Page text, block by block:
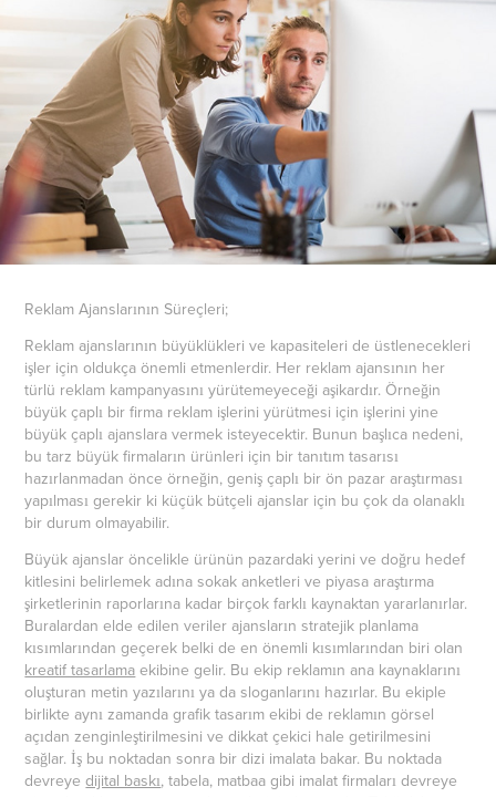
Reklam Ajanslarının Süreçleri;
Reklam ajanslarının büyüklükleri ve kapasiteleri de üstlenecekleri
işler için oldukça önemli etmenlerdir. Her reklam ajansının her
türlü reklam kampanyasını yürütemeyeceği aşikardır. Örneğin
büyük çaplı bir firma reklam işlerini yürütmesi için işlerini yine
büyük çaplı ajanslara vermek isteyecektir. Bunun başlıca nedeni,
bu tarz büyük firmaların ürünleri için bir tanıtım tasarısı
hazırlanmadan önce örneğin, geniş çaplı bir ön pazar araştırması
yapılması gerekir ki küçük bütçeli ajanslar için bu çok da olanaklı
bir durum olmayabilir.
Büyük ajanslar öncelikle ürünün pazardaki yerini ve doğru hedef
kitlesini belirlemek adına sokak anketleri ve piyasa araştırma
şirketlerinin raporlarına kadar birçok farklı kaynaktan yararlanırlar.
Buralardan elde edilen veriler ajansların stratejik planlama
kısımlarından geçerek belki de en önemli kısımlarından biri olan
kreatif tasarlama ekibine gelir. Bu ekip reklamın ana kaynaklarını
oluşturan metin yazılarını ya da sloganlarını hazırlar. Bu ekiple
birlikte aynı zamanda grafik tasarım ekibi de reklamın görsel
açıdan zenginleştirilmesini ve dikkat çekici hale getirilmesini
sağlar. İş bu noktadan sonra bir dizi imalata bakar. Bu noktada
devreyedijital baskı, tabela, matbaa gibi imalat firmaları devreye